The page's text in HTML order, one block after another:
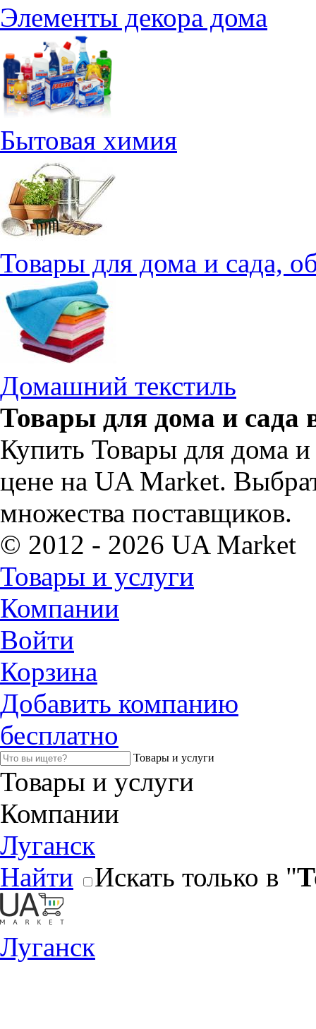
Элементы декора дома
Бытовая химия
Товары для дома и сада,
Домашний текстиль
Товары для дома и сада
Купить Товары для дома
цене на UA Market.
множества поставщиков.
© 2012 - 2026 UA Market
Товары и услуги
Компании
Войти
Корзина
Добавить компанию
бесплатно
Товары и услуги
Товары и услуги
Компании
Луганск
Найти
Искать только в "
Луганск